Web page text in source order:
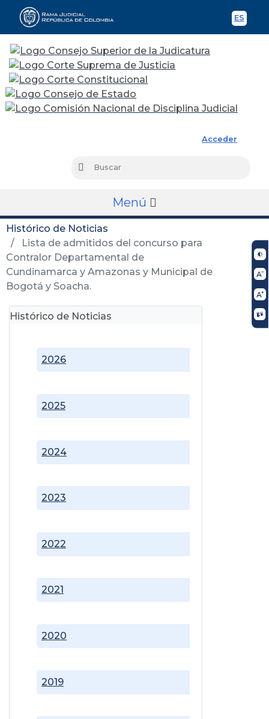
ES
Acceder
Buscar
Menú
Histórico de Noticias
Lista de admitidos del concurso para
Contralor Departamental de
Cundinamarca y Amazonas y Municipal de
Bogotá y Soacha.
Histórico de Noticias
2019
2020
2021
2022
2023
2024
2025
2026